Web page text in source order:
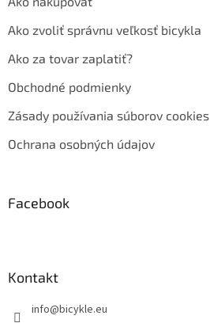
Ako zvoliť správnu veľkosť bicykla
Ako za tovar zaplatiť?
Obchodné podmienky
Zásady používania súborov cookies
Ochrana osobných údajov
Facebook
Kontakt
info@bicykle.eu